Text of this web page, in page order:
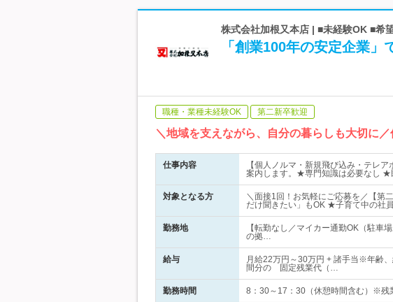
株式会社加根又本店 | ■未経験OK ■希
「創業100年の安定企業
職種・業種未経験OK 第二新卒歓迎
＼地域を支えながら、自分の暮らしも大切に
仕事内容
【個人ノルマ・新規飛び込み・テレ
案内します。★専門知識は必要なし ★
対象となる方
＼面接1回！お気軽にご応募を／【
だけ聞きたい」もOK ★子育て中の社
勤務地
【転勤なし／マイカー通勤OK（駐
の拠…
給与
月給22万円～30万円 + 諸手当※年齢
間分の 固定残業代（…
勤務時間 8：30～17：30（休憩時間含む）※残